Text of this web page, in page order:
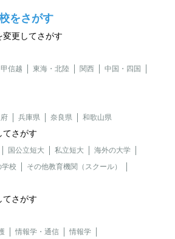
をさがす
変更してさがす
信越 東海・北陸 関西
中国・四国
兵庫県 奈良県 和歌山県
てさがす
国公立短大 私立短大
海外の大学
校
その他教育機関（スクール）
てさがす
情報学・通信
情報学